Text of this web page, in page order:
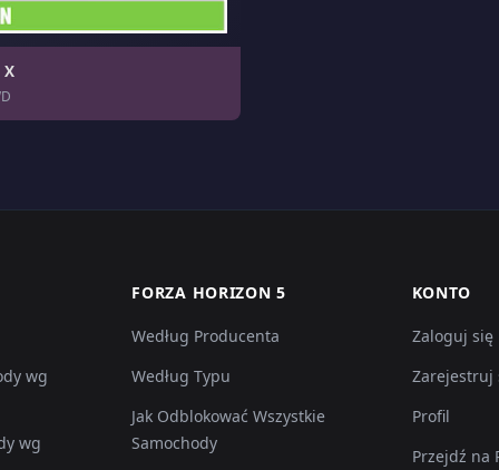
X
wg
wg
FORZA HORIZON 5
Według Producenta
Według Typu
Jak Odblokować Wszystkie
Samochody
KONTO
Zaloguj się
Zarejestruj
Profil
Przejdź na